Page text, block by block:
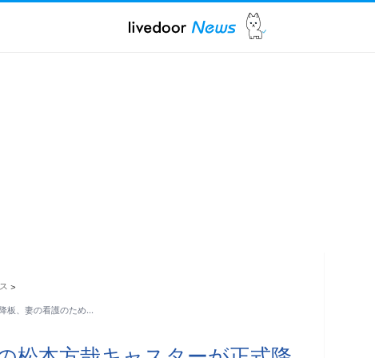
>
板、妻の看護のため…